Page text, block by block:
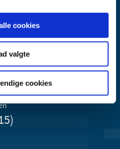
cookies
valgte
cookies
af